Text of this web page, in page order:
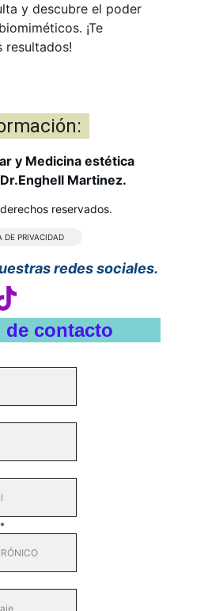
y descubre el poder
¡Te
resultados!
y Medicina estética
Martinez.
contacto
reservados.
redes sociales.
DE PRIVACIDAD